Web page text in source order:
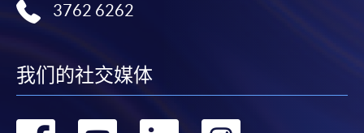
3762 6262
我们的社交媒体